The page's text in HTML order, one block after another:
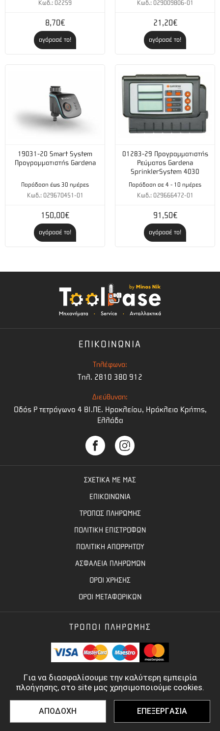
Για να διασφαλίσουμε την καλύτερη εμπειρία
πλοήγησης, στο site μας χρησιμοποιούμε cookies.
ΑΠΟΔΟΧΗ ΕΠΕΞΕΡΓΑΣΙΑ
Κωδ.: 02259
8,70€
αγόρασέ το!
Κωδ.: 029009806-01
21,20€
αγόρασέ το!
19031-20 Smart System
Προγραμματιστής Gardena
Παράδοση έως 30 ημέρες
Κωδ.: 029670451-01
150,00€
αγόρασέ το!
01283-29 Προγραμματιστής
Ρεύματος Gardena
SprinklerSystem 4030
Παράδοση σε 4 - 10 ημέρες
Κωδ.: 029666472-01
91,50€
αγόρασέ το!
ΕΠΙΚΟΙΝΩΝΙΑ
Τηλέφωνο:
Τηλ. 2810 380 912
Διεύθυνση:
Οδός Ρ τετράγωνο 4 BI.ΠΕ. Ηρακλείου, Ηράκλειο Κρήτης,
Ελλάδα
ΣΧΕΤΙΚΑ ΜΕ ΜΑΣ
ΕΠΙΚΟΙΝΩΝΙΑ
ΤΡΟΠΟΣ ΠΛΗΡΩΜΗΣ
ΠΟΛΙΤΙΚΗ ΕΠΙΣΤΡΟΦΩΝ
ΠΟΛΙΤΙΚΗ ΑΠΟΡΡΗΤΟΥ
ΑΣΦΑΛΕΙΑ ΠΛΗΡΩΜΩΝ
ΟΡΟΙ ΧΡΗΣΗΣ
ΟΡΟΙ ΜΕΤΑΦΟΡΙΚΩΝ
ΤΡΟΠΟΙ ΠΛΗΡΩΜΗΣ
© 2022 - 2026 - ALL RIGHTS RESERVED